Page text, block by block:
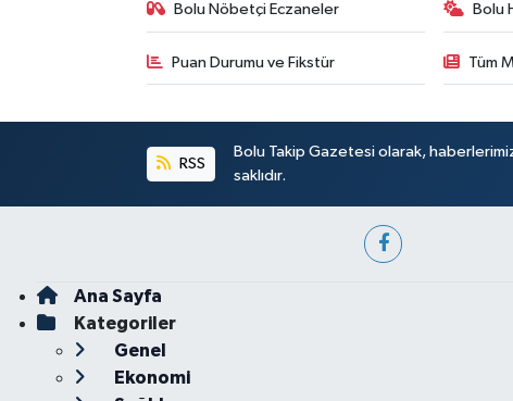
Bolu Nöbetçi Eczaneler Bolu
Puan Durumu ve Fikstür Tüm
RSS
Bolu Takip Gazetesi olarak,
saklıdır.
Ana Sayfa
Kategoriler
Genel
Ekonomi